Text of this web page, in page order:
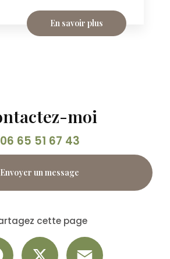
En savoir plus
moi
06 65 51 67 43
Envoyer un message
cette page
Facebook